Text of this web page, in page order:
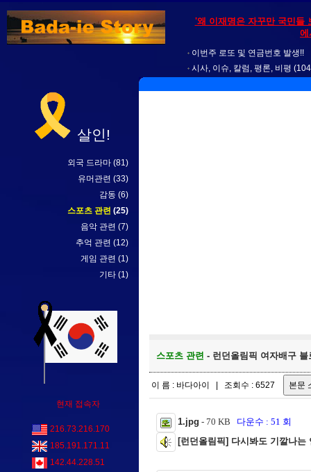
'왜 이재명은 자꾸만 국민들
에
이번주 로또 및 연금번호 발생!!
시사, 이슈, 칼럼, 평론, 비평
살인!
외국 드라마 (81)
유머관련 (33)
감동 (6)
스포츠 관련 (25)
음악 관련 (7)
추억 관련 (12)
게임 관련 (1)
기타 (1)
현재 접속자
216.73.216.170
185.191.171.11
142.44.228.51
스포츠 관련 - 런던올림픽 여자배구
이 름 : 바다아이 | 조회수 : 6527
1.jpg - 70 KB 다운수 : 51 회
[런던올림픽] 다시봐도 기깔나는